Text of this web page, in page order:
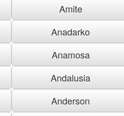
Amite
Anadarko
Anamosa
Andalusia
Anderson